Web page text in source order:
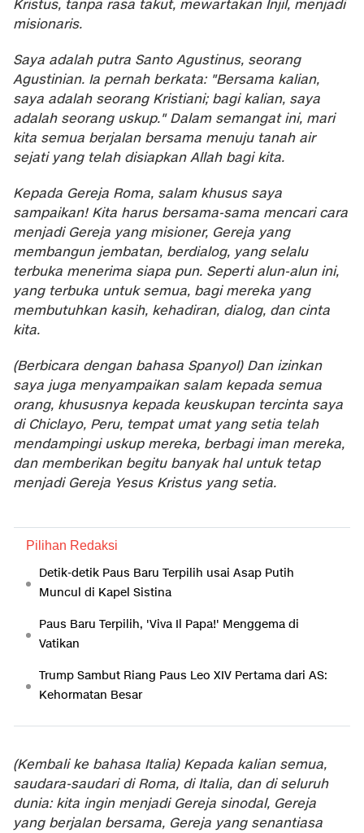
Kristus, tanpa rasa takut, mewartakan Injil, menjadi
misionaris.
Saya adalah putra Santo Agustinus, seorang
Agustinian. Ia pernah berkata: "Bersama kalian,
saya adalah seorang Kristiani; bagi kalian, saya
adalah seorang uskup." Dalam semangat ini, mari
kita semua berjalan bersama menuju tanah air
sejati yang telah disiapkan Allah bagi kita.
Kepada Gereja Roma, salam khusus saya
sampaikan! Kita harus bersama-sama mencari cara
menjadi Gereja yang misioner, Gereja yang
membangun jembatan, berdialog, yang selalu
terbuka menerima siapa pun. Seperti alun-alun ini,
yang terbuka untuk semua, bagi mereka yang
membutuhkan kasih, kehadiran, dialog, dan cinta
kita.
(Berbicara dengan bahasa Spanyol) Dan izinkan
saya juga menyampaikan salam kepada semua
orang, khususnya kepada keuskupan tercinta saya
di Chiclayo, Peru, tempat umat yang setia telah
mendampingi uskup mereka, berbagi iman mereka,
dan memberikan begitu banyak hal untuk tetap
menjadi Gereja Yesus Kristus yang setia.
Pilihan Redaksi
Detik-detik Paus Baru Terpilih usai Asap Putih
Muncul di Kapel Sistina
Paus Baru Terpilih, 'Viva Il Papa!' Menggema di
Vatikan
Trump Sambut Riang Paus Leo XIV Pertama dari AS:
Kehormatan Besar
(Kembali ke bahasa Italia) Kepada kalian semua,
saudara-saudari di Roma, di Italia, dan di seluruh
dunia: kita ingin menjadi Gereja sinodal, Gereja
yang berjalan bersama, Gereja yang senantiasa